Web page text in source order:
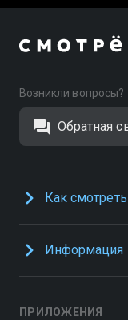
Возникли вопросы?
Обратная
Как смотреть
Информация
ПРИЛОЖЕНИЯ